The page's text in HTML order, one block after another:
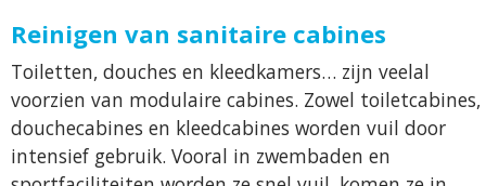
Reinigen van sanitaire cabines
Toiletten, douches en kleedkamers… zijn veelal
voorzien van modulaire cabines. Zowel toiletcabines,
douchecabines en kleedcabines worden vuil door
intensief gebruik. Vooral in zwembaden en